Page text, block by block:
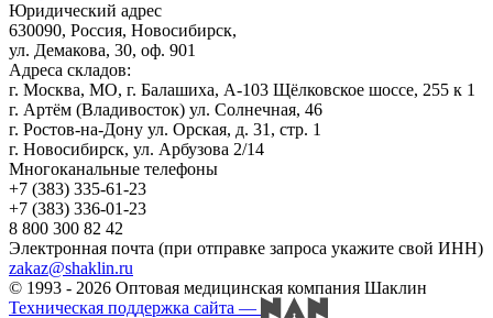
Юридический адрес
630090, Россия, Новосибирск,
ул. Демакова, 30, оф. 901
Адреса складов:
г. Москва, МО, г. Балашиха, А-103 Щёлковское шоссе, 255 к 1
г. Артём (Владивосток) ул. Солнечная, 46
г. Ростов-на-Дону ул. Орская, д. 31, стр. 1
г. Новосибирск, ул. Арбузова 2/14
Многоканальные телефоны
+7 (383) 335-61-23
+7 (383) 336-01-23
8 800 300 82 42
Электронная почта (при отправке запроса укажите свой ИНН)
zakaz@shaklin.ru
© 1993 - 2026 Оптовая медицинская компания Шаклин
Техническая поддержка сайта —